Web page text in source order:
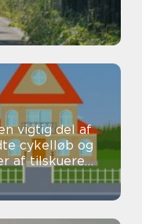
vigtig del af
cykelløb og
af tilskuere